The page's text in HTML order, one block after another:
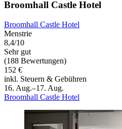
Broomhall Castle Hotel
Broomhall Castle Hotel
Menstrie
8,4/10
Sehr gut
(188 Bewertungen)
152 €
inkl. Steuern & Gebühren
16. Aug.–17. Aug.
Broomhall Castle Hotel